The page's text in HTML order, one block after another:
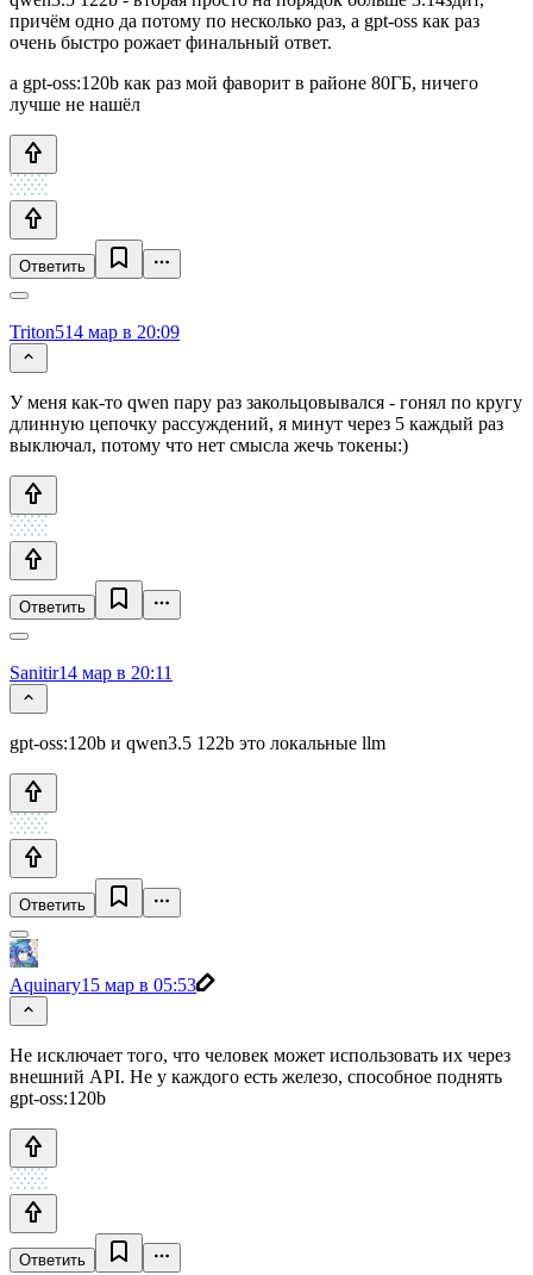
причём одно да потому по несколько раз, а gpt-oss как раз
очень быстро рожает финальный ответ.
а gpt-oss:120b как раз мой фаворит в районе 80ГБ, ничего
лучше не нашёл
Ответить
Triton514 мар в 20:09
У меня как-то qwen пару раз закольцовывался - гонял по кругу
длинную цепочку рассуждений, я минут через 5 каждый раз
выключал, потому что нет смысла жечь токены:)
Ответить
Sanitir14 мар в 20:11
gpt-oss:120b и qwen3.5 122b это локальные llm
Ответить
Aquinary15 мар в 05:53
Не исключает того, что человек может использовать их через
внешний API. Не у каждого есть железо, способное поднять
gpt-oss:120b
Ответить